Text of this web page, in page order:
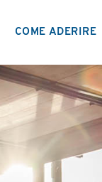
COME ADERIRE